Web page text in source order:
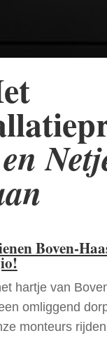
Boven-
hartje van
omliggend
monteurs